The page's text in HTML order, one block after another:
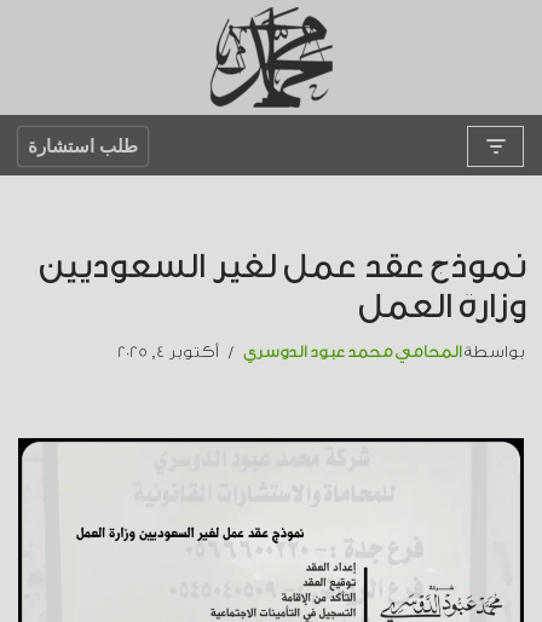
المحتوى
طلب استشارة
نموذج عقد عمل لغير السعوديين
وزارة العمل
بواسطة المحامي محمد عبود الدوسري أكتوبر 4, 2025